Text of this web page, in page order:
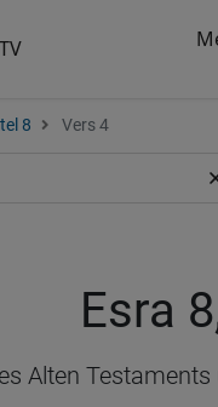
8 Vers 4
Esra
Alten